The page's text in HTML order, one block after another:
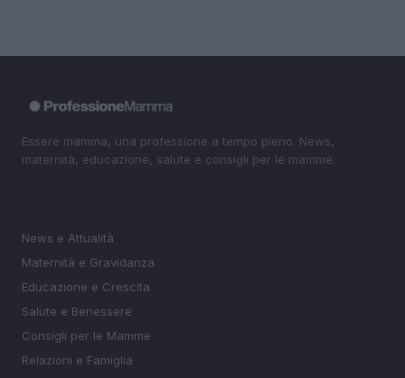
Essere mamma, una professione a tempo pieno. News,
maternità, educazione, salute e consigli per le mamme.
News e Attualità
Maternità e Gravidanza
Educazione e Crescita
Salute e Benessere
Consigli per le Mamme
Relazioni e Famiglia